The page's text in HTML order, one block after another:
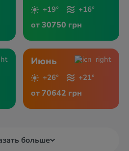
+19° +16°
от 30750 грн
Июнь
+26° +21°
от 70642 грн
больше